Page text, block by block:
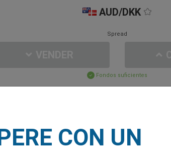
AUD/DKK
Spread
Fondos suficientes
DE MERCADO
CON UN